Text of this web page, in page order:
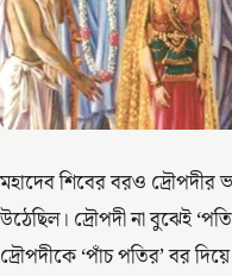
মহাদেব শিবের বরও দ্রৌপদীর
উঠেছিল। দ্রৌপদী না বুঝেই
দ্রৌপদীকে ‘পাঁচ পতির’ বর